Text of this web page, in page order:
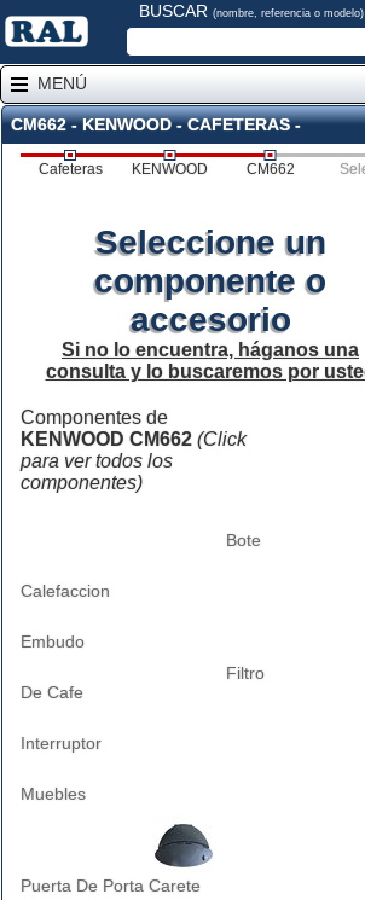
BUSCAR (nombre, referencia o modelo)
MENÚ
CM662 - KENWOOD - CAFETERAS -
Cafeteras KENWOOD CM662
Seleccione un
componente o
accesorio
Si no lo encuentra, háganos una
consulta y lo buscaremos por
Componentes de
KENWOOD CM662 (Click
para ver todos los
componentes)
Bote
Calefaccion
Embudo
Filtro
De Cafe
Interruptor
Muebles
Puerta De Porta Carete